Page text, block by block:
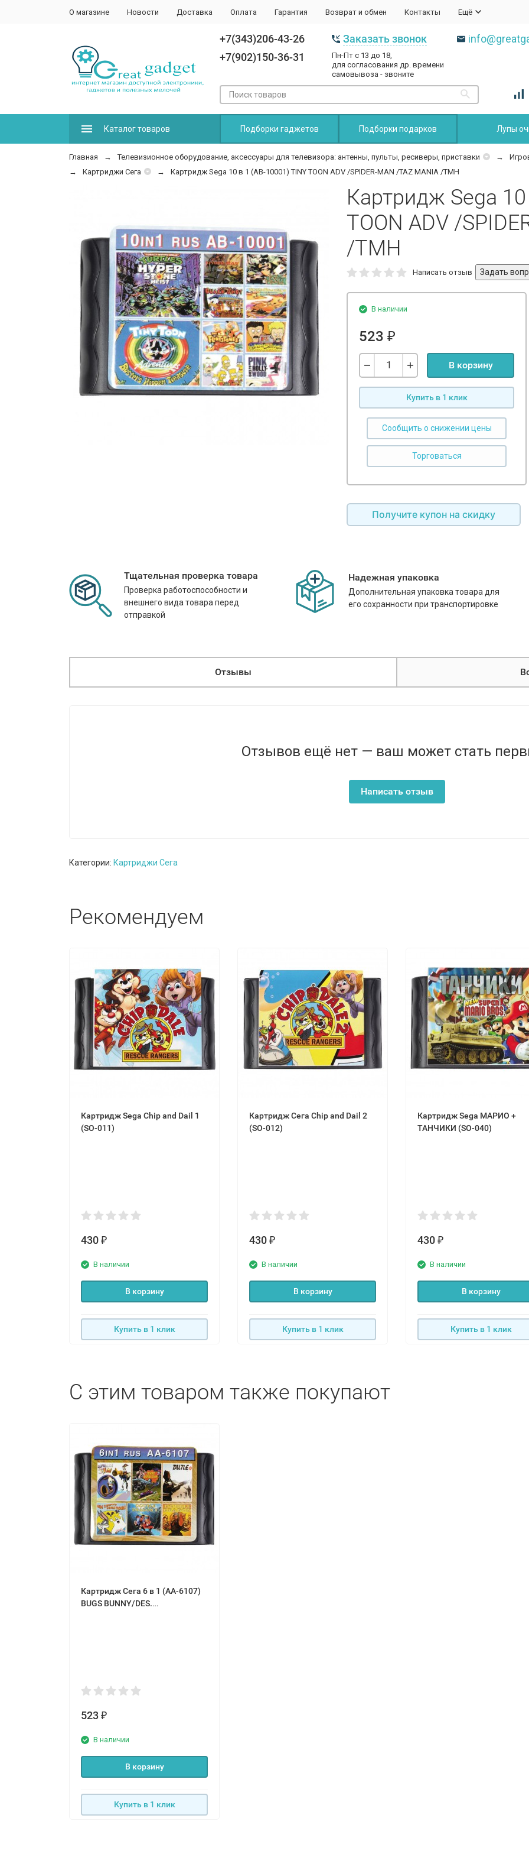
О магазине Новости Доставка Оплата Гарантия Возврат и обмен Контакты Ещё
+7(343)206-43-26
+7(902)150-36-31
Заказать звонок
Пн-Пт с 13 до 18,
для согласования др. времени
самовывоза - звоните
Каталог товаров Подборки гаджетов Подборки подарков Лупы
Главная Телевизионное оборудование, аксессуары для телевизора: антенны, пульты, ресиверы, приставки
Картриджи Сега
Картридж Sega 10 в 1 (AB-10001) TINY TOON ADV /SPIDER-MAN /TAZ MANIA /TMH
Картридж Sega
TOON ADV /
/TMH
Написать отзыв
В наличии
523 ₽
В корзину
Купить в 1 клик
Сообщить о снижении цены
Получите купон на скидку
Тщательная проверка товара
Проверка работоспособности и
внешнего вида товара перед
отправкой
Надежная упаковка
Дополнительная упаковка товара для
его сохранности при транспортировке
Отзывы
Отзывов ещё нет — ваш может стать
Написать отзыв
Категории: Картриджи Сега
Рекомендуем
Картридж Sega Chip and Dail 1
(SO-011)
430 ₽
В наличии
В корзину
Купить в 1 клик
Картридж Сега Chip and Dail 2
(SO-012)
430 ₽
В наличии
В корзину
Купить в 1 клик
Картридж Sega МАРИО +
ТАНЧИКИ (SO-040)
430 ₽
В наличии
В корзину
Купить в 1 клик
С этим товаром также покупают
Картридж Сега 6 в 1 (AA-6107)
BUGS BUNNY/DES.
523 ₽
В наличии
В корзину
Купить в 1 клик